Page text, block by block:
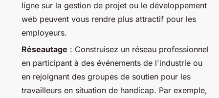
ligne sur la gestion de projet ou le développement
web peuvent vous rendre plus attractif pour les
employeurs.
Réseautage : Construisez un réseau professionnel
en participant à des événements de l'industrie ou
en rejoignant des groupes de soutien pour les
travailleurs en situation de handicap. Par exemple,